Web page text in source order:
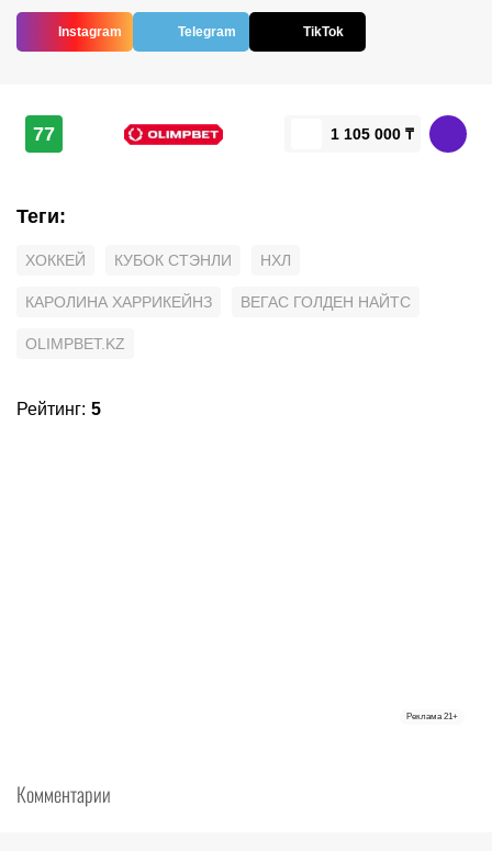
Instagram Telegram TikTok
77 1 105 000 ₸
Теги:
ХОККЕЙ КУБОК СТЭНЛИ НХЛ
КАРОЛИНА ХАРРИКЕЙНЗ ВЕГАС ГОЛДЕН НАЙТС
OLIMPBET.KZ
Рейтинг: 5
Реклама 21+
Комментарии